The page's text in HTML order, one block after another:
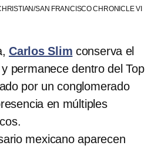
SAN FRANCISCO CHRONICLE VI
Carlos Slim conserva el
permanece dentro del Top
por un conglomerado
en múltiples
mexicano aparecen